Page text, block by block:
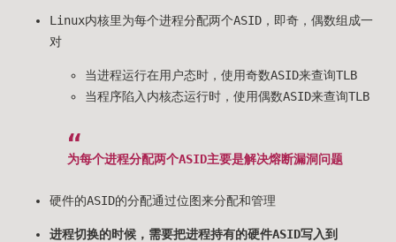
Linux内核里为每个进程分配两个ASID，即奇，偶数组成一
对
当进程运行在用户态时，使用奇数ASID来查询TLB
当程序陷入内核态运行时，使用偶数ASID来查询TLB
为每个进程分配两个ASID主要是解决熔断漏洞问题
硬件的ASID的分配通过位图来分配和管理
进程切换的时候，需要把进程持有的硬件ASID写入到